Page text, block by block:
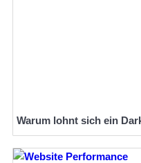
Warum lohnt sich ein